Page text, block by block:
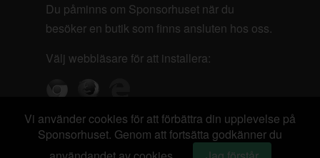
Du påminns om Sponsorhuset när du
besöker en butik som finns ansluten hos oss.
Välj webbläsare för att installera:
Vi använder cookies för att förbättra din upplevelse på
Sponsorhuset. Genom att fortsätta godkänner du